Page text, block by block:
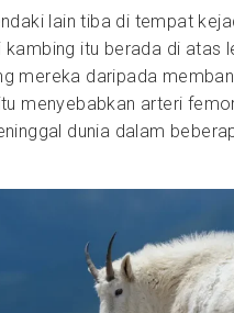
lain tiba di tempat
kambing itu berada di atas
mereka daripada
menyebabkan arteri
dunia dalam